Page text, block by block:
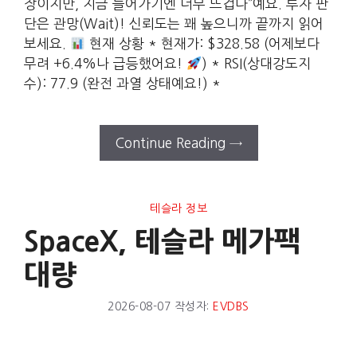
장이지만, 지금 들어가기엔 너무 뜨겁다”예요. 투자 판
단은 관망(Wait)! 신뢰도는 꽤 높으니까 끝까지 읽어
보세요.
현재 상황 * 현재가: $328.58 (어제보다
무려 +6.4%나 급등했어요!
) * RSI(상대강도지
수): 77.9 (완전 과열 상태예요!) *
Continue Reading →
테슬라 정보
SpaceX, 테슬라 메가팩
대량
2026-08-07 작성자: EVDBS